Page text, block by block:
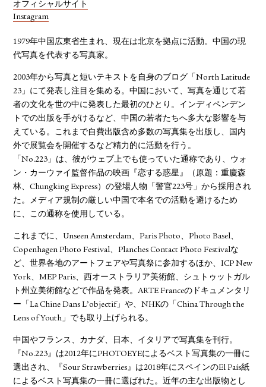
オフィシャルサイト
Instagram
1979年中国広東省生まれ、現在は北京を拠点に活動。中国の現
代写真を代表する写真家。
2003年から写真と短いテキストを自身のブログ「North Latitude
23」にて発表し注目を集める。中国において、写真を通じて若
者の文化を世の中に発表した最初のひとり。インディペンデン
トでの出版を手がけるなど、中国の若者たちへ多大な影響を与
えている。これまで自費出版含め多数の写真集を出版し、国内
外で展覧会を開催するなど精力的に活動を行う。
「No.223」は、彼がウェブ上でも使っていた通称であり、ウォ
ン・カーウァイ監督作品の映画『恋する惑星』（原題：重慶森
林、Chungking Express）の登場人物「警官223号」から採用され
た。メディア規制の厳しい中国で本名での活動を避けるため
に、この通称を使用している。
これまでに、Unseen Amsterdam、Paris Photo、Photo Basel、
Copenhagen Photo Festival、Planches Contact Photo Festivalな
ど、世界各地のアートフェアや写真祭に参加するほか、ICP New
York、MEP Paris、西オーストラリア美術館、シュトゥットガル
ト州立美術館などで作品を発表。ARTE Franceのドキュメンタリ
ー「La Chine Dans L’objectif」や、NHKの「China Through the
Lens of Youth」でも取り上げられる。
中国やフランス、カナダ、日本、イタリアで写真集を刊行。
『No.223』は2012年にPHOTOEYEによるベスト写真集の一冊に
選出され、『Sour Strawberries』は2018年にスペインのEl País紙
によるベスト写真集の一冊に選ばれた。近年の主な出版物とし